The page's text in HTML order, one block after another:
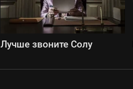
Лучше звоните Солу